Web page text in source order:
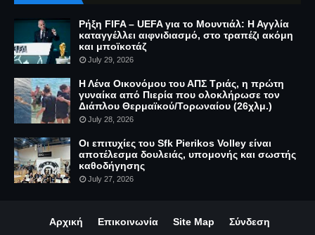
Ρήξη FIFA – UEFA για το Μουντιάλ: Η Αγγλία
καταγγέλλει αιφνιδιασμό, στο τραπέζι ακόμη
και μποϊκοτάζ
July 29, 2026
Η Λένα Οικονόμου του ΑΠΣ Τριάς, η πρώτη
γυναίκα από Πιερία που ολοκλήρωσε τον
Διάπλου Θερμαϊκού/Τορωναίου (26χλμ.)
July 28, 2026
Οι επιτυχίες του Sfk Pierikos Volley είναι
αποτέλεσμα δουλειάς, υπομονής και σωστής
καθοδήγησης
July 27, 2026
Αρχική Επικοινωνία Site Map Σύνδεση